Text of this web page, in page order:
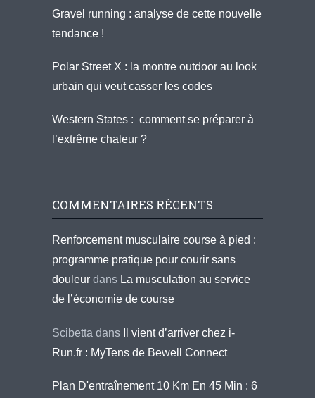
Gravel running : analyse de cette nouvelle
tendance !
Polar Street X : la montre outdoor au look
urbain qui veut casser les codes
Western States : comment se préparer à
l’extrême chaleur ?
COMMENTAIRES RÉCENTS
Renforcement musculaire course à pied :
programme pratique pour courir sans
douleur dans La musculation au service
de l’économie de course
Scibetta dans
Il vient d’arriver chez i-
Run.fr : MyTens de Bewell Connect
Plan D'entraînement 10 Km En 45 Min : 6